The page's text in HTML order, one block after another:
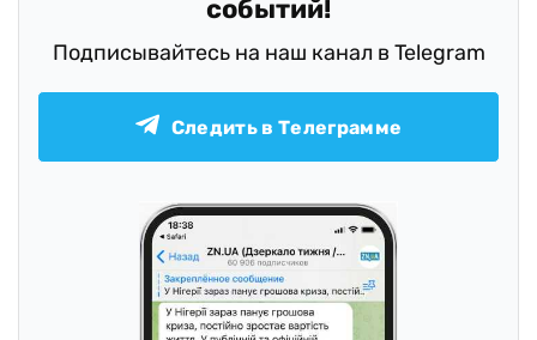
событий!
Подписывайтесь на наш канал в Telegram
Следить в Телеграмме